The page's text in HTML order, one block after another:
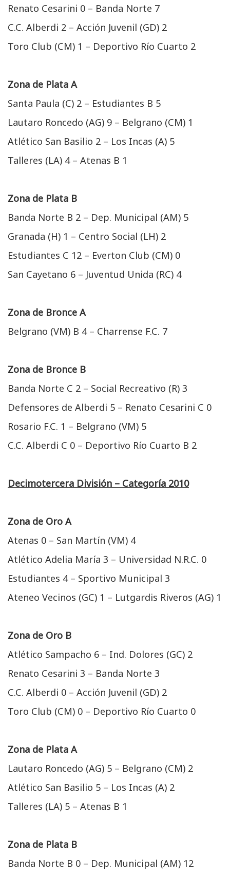
Renato Cesarini 0 – Banda Norte 7
C.C. Alberdi 2 – Acción Juvenil (GD) 2
Toro Club (CM) 1 – Deportivo Río Cuarto 2
Zona de Plata A
Santa Paula (C) 2 – Estudiantes B 5
Lautaro Roncedo (AG) 9 – Belgrano (CM) 1
Atlético San Basilio 2 – Los Incas (A) 5
Talleres (LA) 4 – Atenas B 1
Zona de Plata B
Banda Norte B 2 – Dep. Municipal (AM) 5
Granada (H) 1 – Centro Social (LH) 2
Estudiantes C 12 – Everton Club (CM) 0
San Cayetano 6 – Juventud Unida (RC) 4
Zona de Bronce A
Belgrano (VM) B 4 – Charrense F.C. 7
Zona de Bronce B
Banda Norte C 2 – Social Recreativo (R) 3
Defensores de Alberdi 5 – Renato Cesarini C 0
Rosario F.C. 1 – Belgrano (VM) 5
C.C. Alberdi C 0 – Deportivo Río Cuarto B 2
Decimotercera División – Categoría 2010
Zona de Oro A
Atenas 0 – San Martín (VM) 4
Atlético Adelia María 3 – Universidad N.R.C. 0
Estudiantes 4 – Sportivo Municipal 3
Ateneo Vecinos (GC) 1 – Lutgardis Riveros (AG) 1
Zona de Oro B
Atlético Sampacho 6 – Ind. Dolores (GC) 2
Renato Cesarini 3 – Banda Norte 3
C.C. Alberdi 0 – Acción Juvenil (GD) 2
Toro Club (CM) 0 – Deportivo Río Cuarto 0
Zona de Plata A
Lautaro Roncedo (AG) 5 – Belgrano (CM) 2
Atlético San Basilio 5 – Los Incas (A) 2
Talleres (LA) 5 – Atenas B 1
Zona de Plata B
Banda Norte B 0 – Dep. Municipal (AM) 12